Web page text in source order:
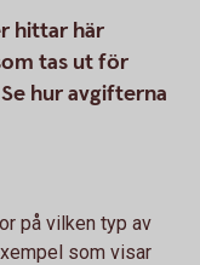
hittar här
tas ut för
hur avgifterna
på vilken typ av
som visar